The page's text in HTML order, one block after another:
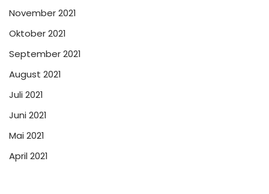
November 2021
Oktober 2021
September 2021
August 2021
Juli 2021
Juni 2021
Mai 2021
April 2021